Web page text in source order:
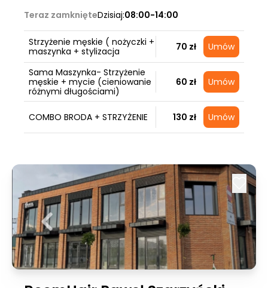
Teraz zamknięteDzisiaj:08:00-14:00
Strzyżenie męskie ( nożyczki +
maszynka + stylizacja
70 zł Umów
Sama Maszynka- Strzyżenie
męskie + mycie (cieniowanie
różnymi długościami)
60 zł Umów
COMBO BRODA + STRZYŻENIE 130 zł Umów